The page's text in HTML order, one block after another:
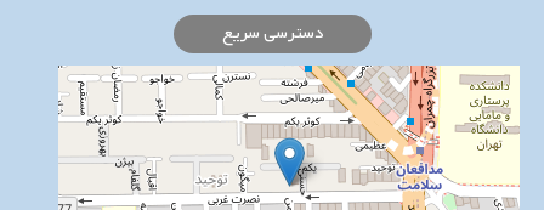
دسترسی سریع